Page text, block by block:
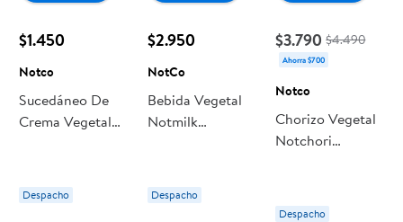
$1.450
Notco
Sucedáneo De
Crema Vegetal
Despacho
$2.950
NotCo
Bebida Vegetal
Notmilk
Despacho
$3.790 $4.490
Ahorra $700
Notco
Chorizo Vegetal
Notchori
Despacho